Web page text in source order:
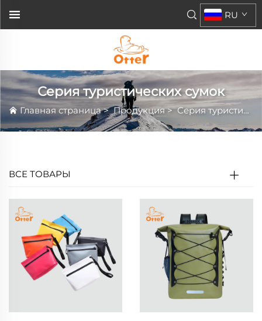
RU
Серия туристических сумок
Главная страница>Продукция>Серия туристических сумок
ВСЕ ТОВАРЫ